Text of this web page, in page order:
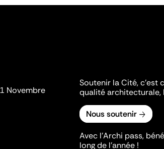
Novembre
Soutenir la Cité, c'est
qualité architecturale,
Nous soutenir
Avec l’Archi pass,
long de l’année !